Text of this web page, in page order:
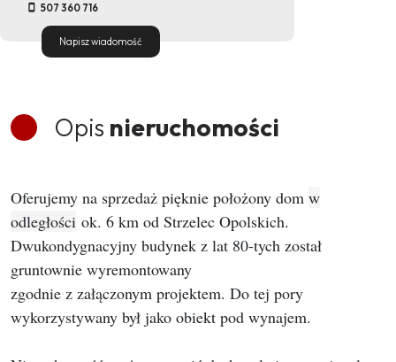
507 360 716
Napisz wiadomość
Opis nieruchomości
Oferujemy na sprzedaż pięknie położony dom w
odległości ok. 6 km od Strzelec Opolskich.
Dwukondygnacyjny budynek z lat 80-tych został
gruntownie wyremontowany
zgodnie z załączonym projektem. Do tej pory
wykorzystywany był jako obiekt pod wynajem.